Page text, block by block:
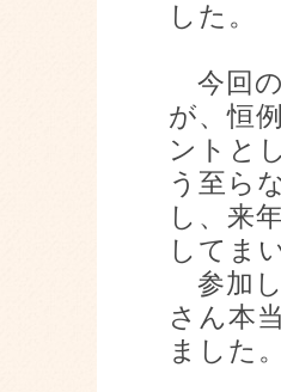
した。
今回
が、恒
ントと
う至ら
し、来
してま
参加
さん本
ました